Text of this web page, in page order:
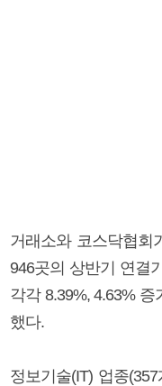
거래소와 코스닥협회
946곳의 상반기 연결
각각 8.39%, 4.63%
했다.
정보기술(IT) 업종